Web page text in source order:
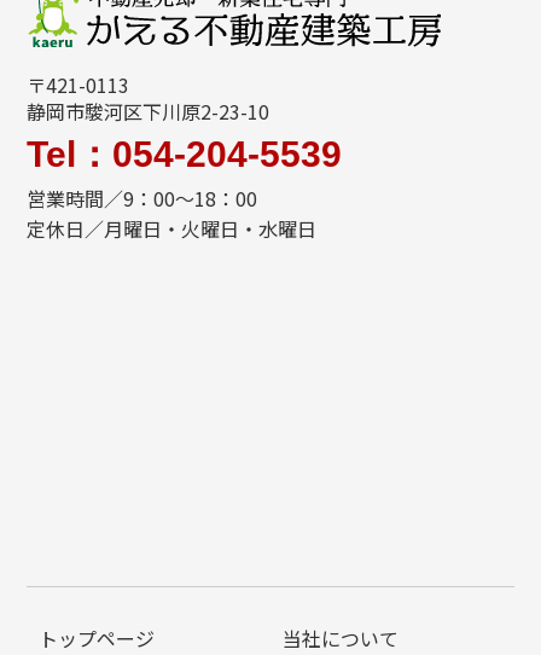
〒421-0113
静岡市駿河区下川原2-23-10
Tel：054-204-5539
営業時間／9：00～18：00
定休日／月曜日・火曜日・水曜日
トップページ 当社について